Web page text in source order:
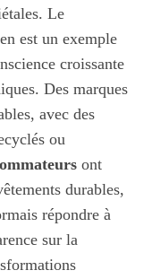
Le
est un exemple
croissante
Des marques
avec des
ou
ont
durables,
répondre à
sur la